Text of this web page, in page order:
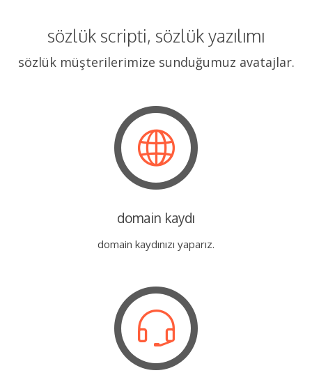
sözlük scripti, sözlük yazılımı
sözlük müşterilerimize sunduğumuz avatajlar.
domain kaydı
domain kaydınızı yaparız.